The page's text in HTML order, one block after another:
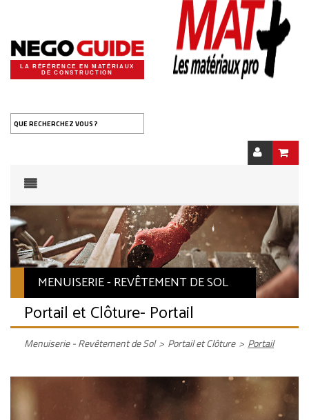
LA RÉFÉRENCE EN MATÉRIAUX
DE CONSTRUCTION
QUE RECHERCHEZ VOUS ?
MENUISERIE - REVÊTEMENT DE SOL
Portail et Clôture- Portail
Menuiserie - Revêtement de Sol > Portail et Clôture > Portail